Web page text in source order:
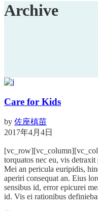
Archive
Care for Kids
by 佐座槙苗
2017年4月4日
torquatos nec eu, vis
Mei an pericula euripidis,
aperiri consequat an. Eius
sensibus id, error epicurei
id. Vis ei rationibus